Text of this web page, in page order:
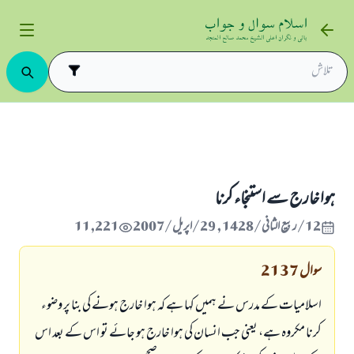
ہوا خارج سے استنجاء كرنا
12/ربيع الثاني/1428 , 29/اپریل/2007 11,221
سوال2137
اسلاميات كے مدرس نے ہميں كہا ہے كہ ہوا خارج ہونے كى بنا پر وضوء
كرنا مكروہ ہے، يعنى جب انسان كى ہوا خارج ہو جائے تو اس كے بعد اس